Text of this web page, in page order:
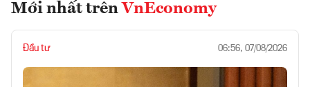
Mới nhất trên VnEconomy
Đầu tư 06:56, 07/08/2026